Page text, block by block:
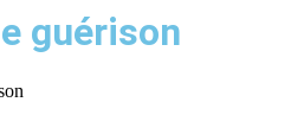
guérison